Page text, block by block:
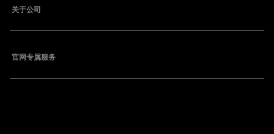
关于公司
官网专属服务